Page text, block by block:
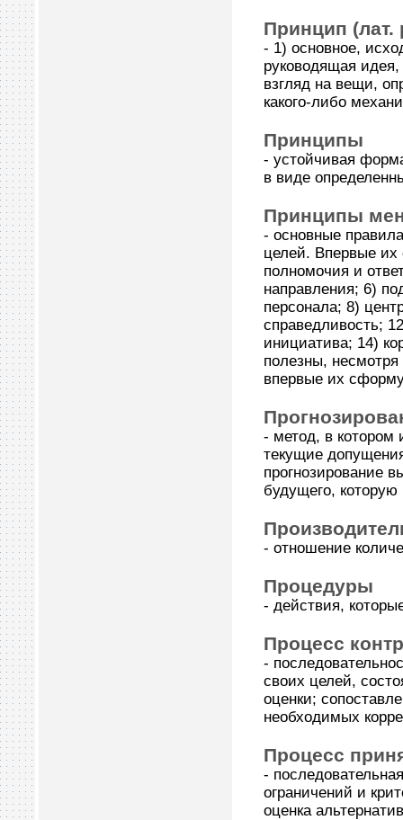
Принцип (лат.
- 1) основное,
руководящая
взгляд на вещи,
какого-либо
Принципы
- устойчивая
в виде
Принципы
- основные
целей. Впервые
полномочия и
направления; 6)
персонала; 8)
справедливость;
инициатива; 14)
полезны,
впервые их
- метод, в котором
текущие
прогнозирование
будущего,
- отношение
Процедуры
- действия,
Процесс
-
своих целей,
оценки;
необходимых
Процесс
-
ограничений и
оценка